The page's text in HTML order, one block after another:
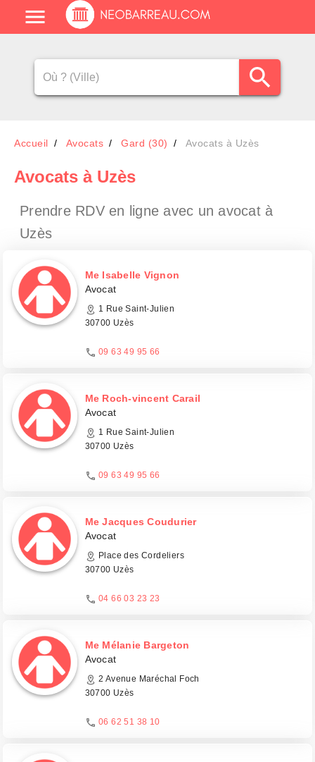
Accueil Avocats Gard (30) Avocats à Uzès
Avocats à Uzès
Prendre RDV en ligne avec un avocat à
Uzès
Me Isabelle Vignon
Avocat
1 Rue Saint-Julien
30700 Uzès
09 63 49 95 66
Me Roch-vincent Carail
Avocat
1 Rue Saint-Julien
30700 Uzès
09 63 49 95 66
Me Jacques Coudurier
Avocat
Place des Cordeliers
30700 Uzès
04 66 03 23 23
Me Mélanie Bargeton
Avocat
2 Avenue Maréchal Foch
30700 Uzès
06 62 51 38 10